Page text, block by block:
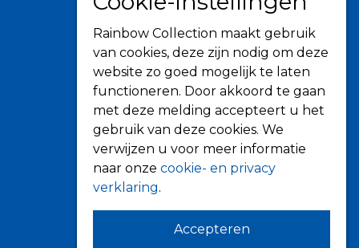
Informatie
Over ons
Tips
Verkooppunten
Zonwering
Knikarmschermen
Rainbow Collection maakt gebruik
van cookies, deze zijn nodig om deze
website zo goed mogelijk te laten
functioneren. Door akkoord te gaan
met deze melding accepteert u het
gebruik van deze cookies. We
verwijzen u voor meer informatie
naar onze cookie- en privacy
verklaring.
Accepteren